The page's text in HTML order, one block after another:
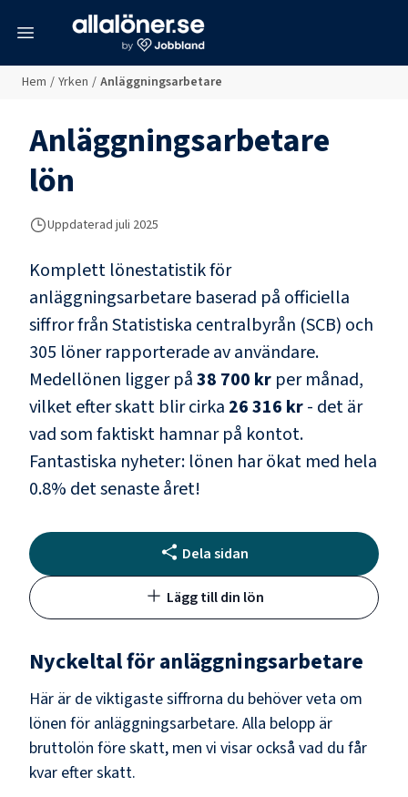
Hem / Yrken / Anläggningsarbetare
Anläggningsarbetare
lön
Uppdaterad juli 2025
Komplett lönestatistik för
anläggningsarbetare baserad på officiella
siffror från Statistiska centralbyrån (SCB) och
305 löner rapporterade av användare.
Medellönen ligger på38 700 kr per månad,
vilket efter skatt blir cirka 26 316 kr- det är
vad som faktiskt hamnar på kontot.
Fantastiska nyheter: lönen har ökat med hela
0.8% det senaste året!
Dela sidan
Lägg till din lön
Nyckeltal föranläggningsarbetare
Här är de viktigaste siffrorna du behöver veta om
lönen för anläggningsarbetare. Alla belopp är
bruttolön före skatt, men vi visar också vad du får
kvar efter skatt.